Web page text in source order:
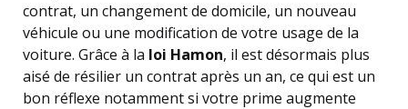
contrat, un changement de domicile, un nouveau
véhicule ou une modification de votre usage de la
voiture. Grâce à la loi Hamon, il est désormais plus
aisé de résilier un contrat après un an, ce qui est un
bon réflexe notamment si votre prime augmente